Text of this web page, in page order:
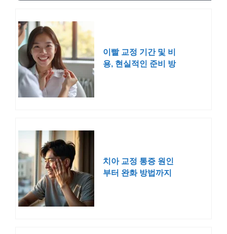
이빨 교정 기간 및 비
용, 현실적인 준비 방
치아 교정 통증 원인
부터 완화 방법까지